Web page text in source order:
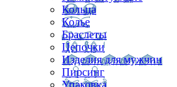
Кольца
Колье
Браслеты
Цепочки
Изделия для мужчин
Пирсинг
Упаковка